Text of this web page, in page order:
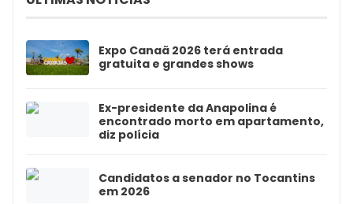
Expo Canaã 2026 terá entrada
gratuita e grandes shows
Ex-presidente da Anapolina é
encontrado morto em apartamento,
diz polícia
Candidatos a senador no Tocantins
em 2026